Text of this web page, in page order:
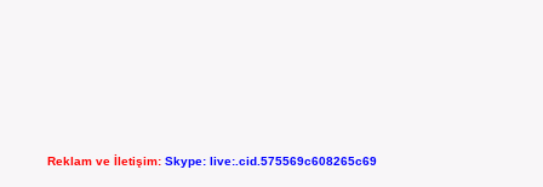
Reklam ve İletişim: Skype: live:.cid.575569c608265c69